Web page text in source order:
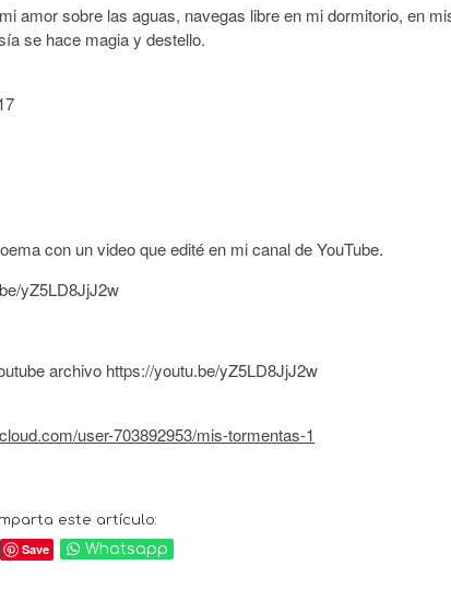
amor sobre las aguas, navegas libre en mi dormitorio, en
se hace magia y destello.
con un video que edité en mi canal de YouTube.
yZ5LD8JjJ2w
archivo https://youtu.be/yZ5LD8JjJ2w
user-703892953/mis-tormentas-1
este artículo:
Save Whatsapp